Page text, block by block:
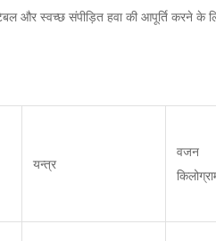
और स्वच्छ संपीड़ित हवा की आपूर्ति
यन्त्र
वजन